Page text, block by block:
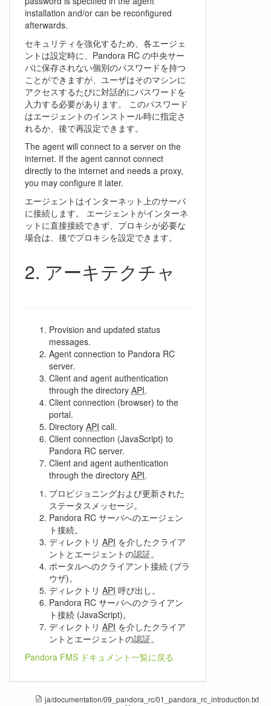
installation and/or can be reconfigured
afterwards.
セキュリティを強化するため、各エージェ
ントは設定時に、Pandora RC の中央サー
バに保存されない個別のパスワードを持つ
ことができますが、ユーザはそのマシンに
アクセスするたびに対話的にパスワードを
入力する必要があります。 このパスワード
はエージェントのインストール時に指定さ
れるか、後で再設定できます。
The agent will connect to a server on the
internet. If the agent cannot connect
directly to the internet and needs a proxy,
you may configure it later.
エージェントはインターネット上のサーバ
に接続します。 エージェントがインターネ
ットに直接接続できず、プロキシが必要な
場合は、後でプロキシを設定できます。
アーキテクチャ
Provision and updated status
messages.
Agent connection to Pandora RC
server.
Client and agent authentication
through the directory API.
Client connection (browser) to the
portal.
Directory API call.
Client connection (JavaScript) to
Pandora RC server.
Client and agent authentication
through the directory API.
プロビジョニングおよび更新された
ステータスメッセージ。
Pandora RC サーバへのエージェン
ト接続。
ディレクトリ API を介したクライア
ントとエージェントの認証。
ポータルへのクライアント接続 (ブラ
ウザ)。
ディレクトリ API 呼び出し。
Pandora RC サーバへのクライアン
ト接続 (JavaScript)。
ディレクトリ API を介したクライア
ントとエージェントの認証。
Pandora FMS ドキュメント一覧に戻る
ja/documentation/09_pandora_rc/01_pandora_rc_introduction.txt